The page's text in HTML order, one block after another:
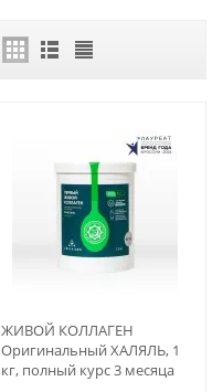
ЖИВОЙ КОЛЛАГЕН
Оригинальный ХАЛЯЛЬ, 1
кг, полный курс 3 месяца